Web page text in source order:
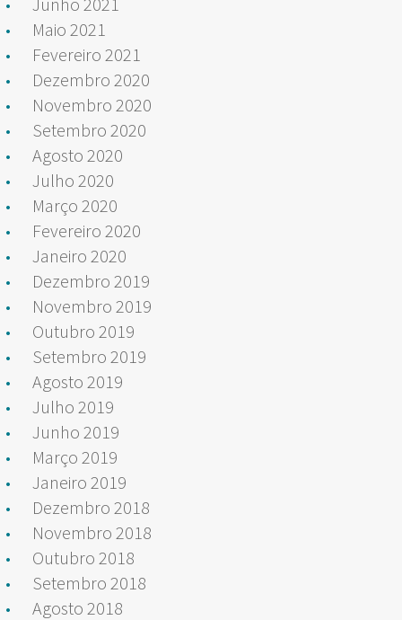
Maio 2021
Fevereiro 2021
Dezembro 2020
Novembro 2020
Setembro 2020
Agosto 2020
Julho 2020
Março 2020
Fevereiro 2020
Janeiro 2020
Dezembro 2019
Novembro 2019
Outubro 2019
Setembro 2019
Agosto 2019
Julho 2019
Junho 2019
Março 2019
Janeiro 2019
Dezembro 2018
Novembro 2018
Outubro 2018
Setembro 2018
Agosto 2018